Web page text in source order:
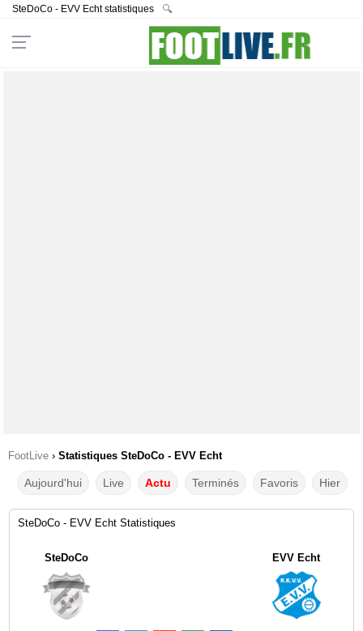
SteDoCo - EVV Echt statistiques 🔍
FootLive › Statistiques SteDoCo - EVV Echt
Aujourd'hui Live Actu Terminés Favoris Hier
SteDoCo - EVV Echt Statistiques
SteDoCo EVV Echt